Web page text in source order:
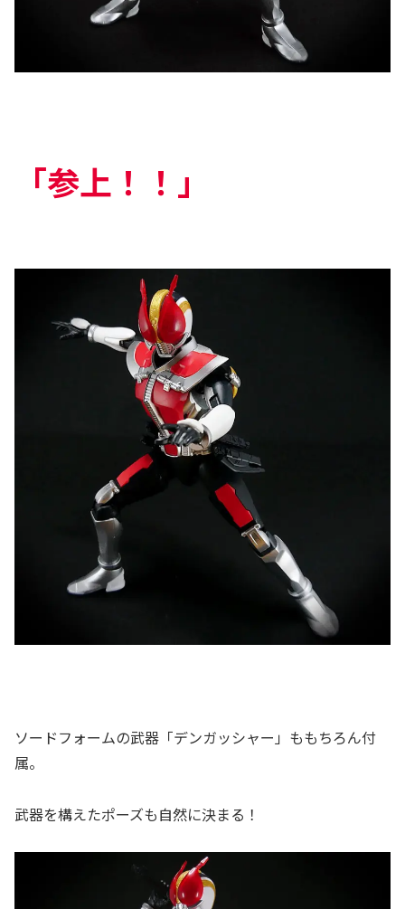
「参上！！」
ソードフォームの武器「デンガッシャー」ももちろん付
属。
武器を構えたポーズも自然に決まる！